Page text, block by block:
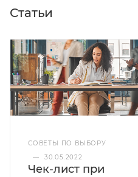
Статьи
СОВЕТЫ ПО ВЫБОРУ
—
30.05.2022
Чек-лист при